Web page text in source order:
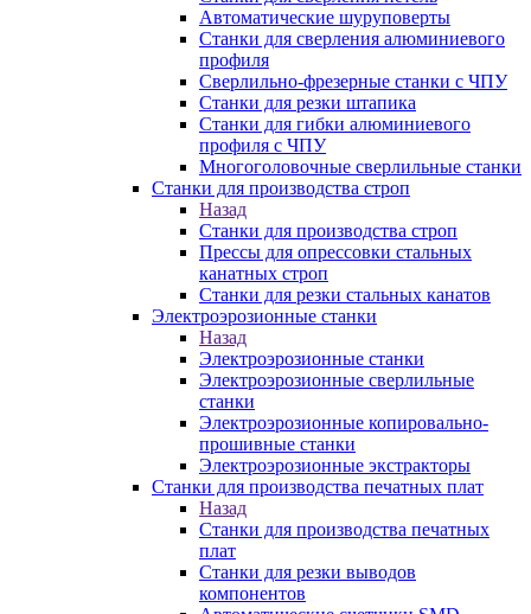
Автоматические шуруповерты
Станки для сверления алюминиевого
профиля
Сверлильно-фрезерные станки с ЧПУ
Станки для резки штапика
Станки для гибки алюминиевого
профиля с ЧПУ
Многоголовочные сверлильные станки
Станки для производства строп
Назад
Станки для производства строп
Прессы для опрессовки стальных
канатных строп
Станки для резки стальных канатов
Электроэрозионные станки
Назад
Электроэрозионные станки
Электроэрозионные сверлильные
станки
Электроэрозионные копировально-
прошивные станки
Электроэрозионные экстракторы
Станки для производства печатных плат
Назад
Станки для производства печатных
плат
Станки для резки выводов
компонентов